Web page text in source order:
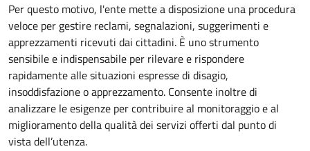
Per questo motivo, l'ente mette a disposizione una procedura
veloce per gestire reclami, segnalazioni, suggerimenti e
apprezzamenti ricevuti dai cittadini. È uno strumento
sensibile e indispensabile per rilevare e rispondere
rapidamente alle situazioni espresse di disagio,
insoddisfazione o apprezzamento. Consente inoltre di
analizzare le esigenze per contribuire al monitoraggio e al
miglioramento della qualità dei servizi offerti dal punto di
vista dell’utenza.